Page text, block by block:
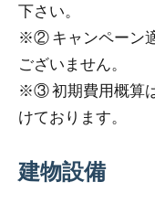
下さい。
※② キャンペーン
ございません。
※③ 初期費用概算
けております。
建物設備